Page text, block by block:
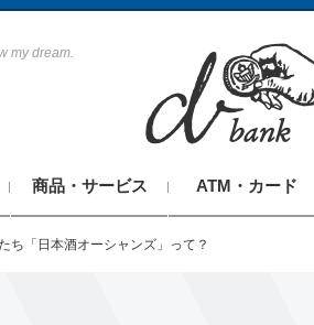
my dream.
商品・サービス ATM・カード
ち「日本酒オーシャンズ」って？